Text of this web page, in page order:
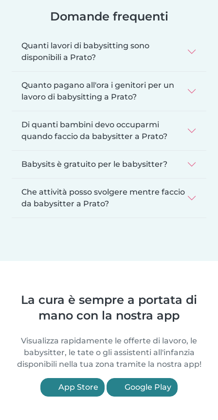
Domande frequenti
Quanti lavori di babysitting sono
disponibili a Prato?
Quanto pagano all'ora i genitori per un
lavoro di babysitting a Prato?
Di quanti bambini devo occuparmi
quando faccio da babysitter a Prato?
Babysits è gratuito per le babysitter?
Che attività posso svolgere mentre faccio
da babysitter a Prato?
La cura è sempre a portata di
mano con la nostra app
Visualizza rapidamente le offerte di lavoro, le
babysitter, le tate o gli assistenti all'infanzia
disponibili nella tua zona tramite la nostra app!
App Store Google Play